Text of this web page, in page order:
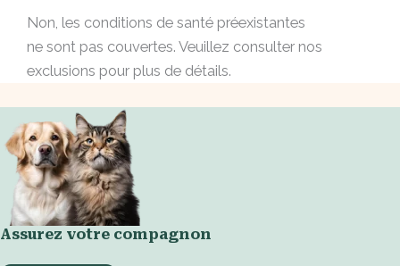
Non, les conditions de santé préexistantes
ne sont pas couvertes. Veuillez consulter nos
exclusions pour plus de détails.
Assurez votre compagnon